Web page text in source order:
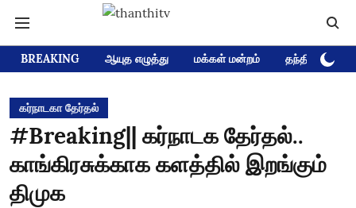
BREAKING ஆயுத எழுத்து மக்கள் மன்றம் தந்தி டிவி
கர்நாடகா தேர்தல்
#Breaking|| கர்நாடக தேர்தல்..
காங்கிரசுக்காக களத்தில் இறங்கும்
திமுக